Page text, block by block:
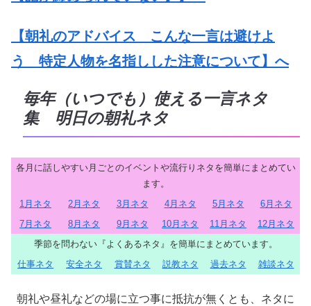
【朝礼のアドバイス こんな一言は避けよ
う 特定人物を名指しした注意について】へ
毎年（いつでも）使える一言ネタ
集 明日の朝礼ネタ
各月に話しやすい月ごとのイベントや流行りネタを簡単にまとめてい
ます。
1月ネタ
2月ネタ 3月ネタ 4月ネタ 5月ネタ
6月ネタ
7月ネタ
8月ネタ 9月ネタ 10月ネタ 11月ネタ
12月ネタ
季節を問わない『よくあるネタ』を簡単にまとめています。
仕事ネタ
安全ネタ 賞賛ネタ 説教ネタ 過去ネタ 雑談ネタ
朝礼や昼礼などの場に立つ事に抵抗が無くとも、ネタに